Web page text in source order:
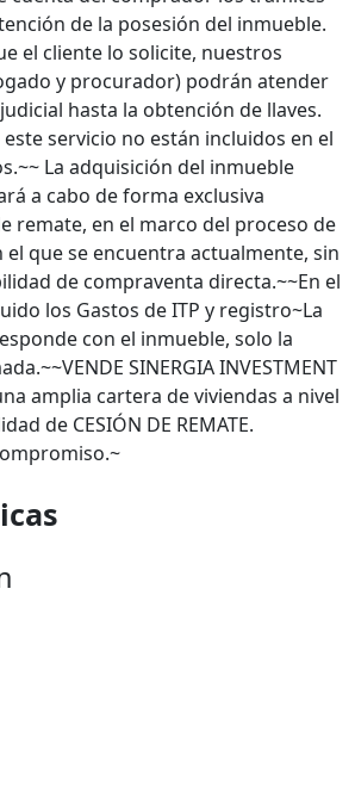
de la posesión del inmueble.
el cliente lo solicite, nuestros
y procurador) podrán atender
hasta la obtención de llaves.
servicio no están incluidos en el
La adquisición del inmueble
a cabo de forma exclusiva
remate, en el marco del proceso de
el que se encuentra actualmente, sin
de compraventa directa.~~En el
los Gastos de ITP y registro~La
con el inmueble, solo la
SINERGIA INVESTMENT
amplia cartera de viviendas a nivel
de CESIÓN DE REMATE.